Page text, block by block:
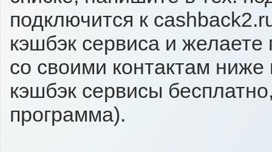
подключится к
кэшбэк сервиса и желаете
со своими контактам
кэшбэк сервисы
программа).